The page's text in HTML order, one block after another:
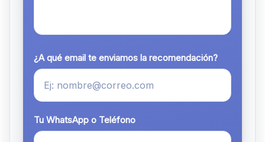
¿A qué email te enviamos la recomendación?
Tu WhatsApp o Teléfono